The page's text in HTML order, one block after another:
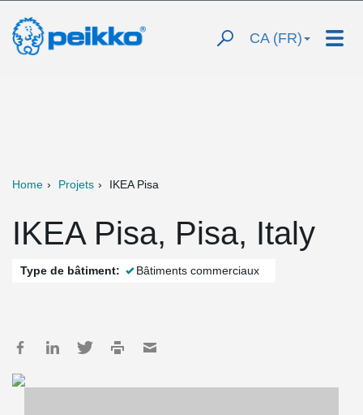
CA (FR)
Home Projets IKEA Pisa
IKEA Pisa, Pisa, Italy
Type de bâtiment: Bâtiments commerciaux